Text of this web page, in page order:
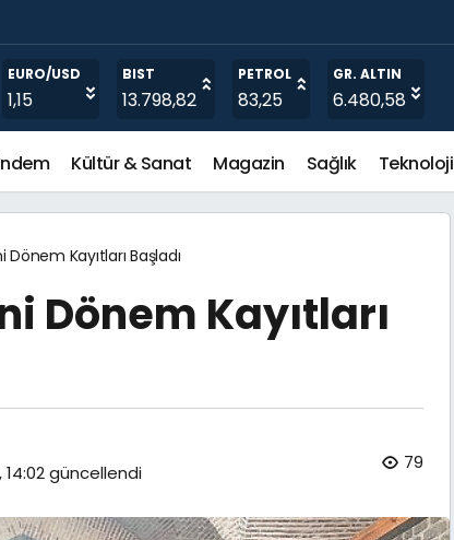
EURO/USD
1,15
BIST
13.798,82
PETROL
83,25
GR. ALTIN
6.480,58
Kültür & Sanat Magazin Sağlık Teknoloji
Dönem Kayıtları Başladı
Dönem Kayıtları
14:02güncellendi 79
Bin Lira Burs Desteği